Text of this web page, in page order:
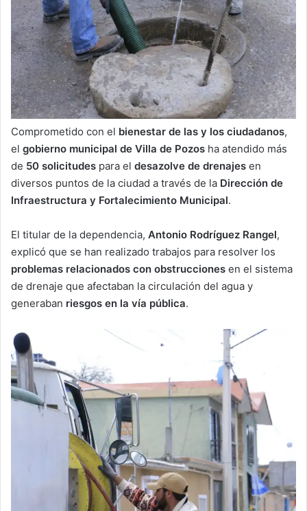
Comprometido con el bienestar de las y los ciudadanos,
el gobierno municipal de Villa de Pozos ha atendido más
de 50 solicitudes para el desazolve de drenajes en
diversos puntos de la ciudad a través de la Dirección de
Infraestructura y Fortalecimiento Municipal.
El titular de la dependencia, Antonio Rodríguez Rangel,
explicó que se han realizado trabajos para resolver los
problemas relacionados con obstrucciones en el sistema
de drenaje que afectaban la circulación del agua y
generaban riesgos en la vía pública.